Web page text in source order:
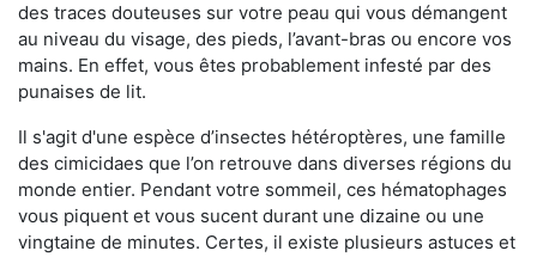
des traces douteuses sur votre peau qui vous démangent
au niveau du visage, des pieds, l’avant-bras ou encore vos
mains. En effet, vous êtes probablement infesté par des
punaises de lit.
Il s'agit d'une espèce d’insectes hétéroptères, une famille
des cimicidaes que l’on retrouve dans diverses régions du
monde entier. Pendant votre sommeil, ces hématophages
vous piquent et vous sucent durant une dizaine ou une
vingtaine de minutes. Certes, il existe plusieurs astuces et